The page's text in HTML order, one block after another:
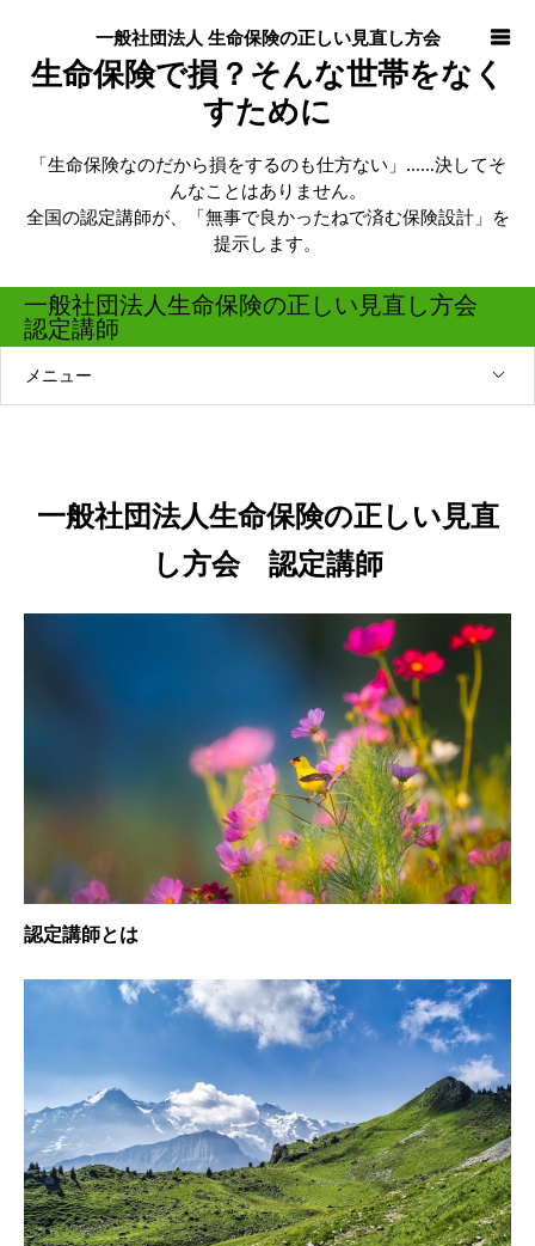
一般社団法人 生命保険の正しい見直し方会
生命保険で損？そんな世帯をなく
すために
「生命保険なのだから損をするのも仕方ない」……決してそ
んなことはありません。
全国の認定講師が、「無事で良かったねで済む保険設計」を
提示します。
一般社団法人生命保険の正しい見直し方会
認定講師
メニュー
一般社団法人生命保険の正しい見直
し方会 認定講師
認定講師とは